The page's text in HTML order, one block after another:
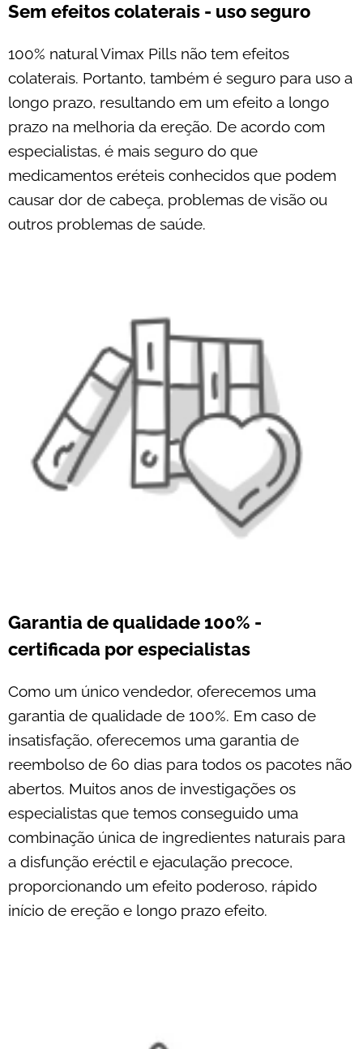
Sem efeitos colaterais - uso seguro
100% natural Vimax Pills não tem efeitos
colaterais. Portanto, também é seguro para uso a
longo prazo, resultando em um efeito a longo
prazo na melhoria da ereção. De acordo com
especialistas, é mais seguro do que
medicamentos eréteis conhecidos que podem
causar dor de cabeça, problemas de visão ou
outros problemas de saúde.
Garantia de qualidade 100% -
certificada por especialistas
Como um único vendedor, oferecemos uma
garantia de qualidade de 100%. Em caso de
insatisfação, oferecemos uma garantia de
reembolso de 60 dias para todos os pacotes não
abertos. Muitos anos de investigações os
especialistas que temos conseguido uma
combinação única de ingredientes naturais para
a disfunção eréctil e ejaculação precoce,
proporcionando um efeito poderoso, rápido
início de ereção e longo prazo efeito.